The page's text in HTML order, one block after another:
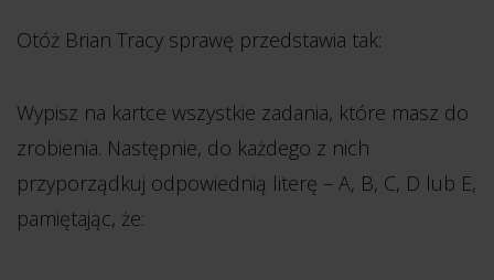
Otóż Brian Tracy sprawę przedstawia tak:
Wypisz na kartce wszystkie zadania, które masz do
zrobienia. Następnie, do każdego z nich
przyporządkuj odpowiednią literę – A, B, C, D lub E,
pamiętając, że: